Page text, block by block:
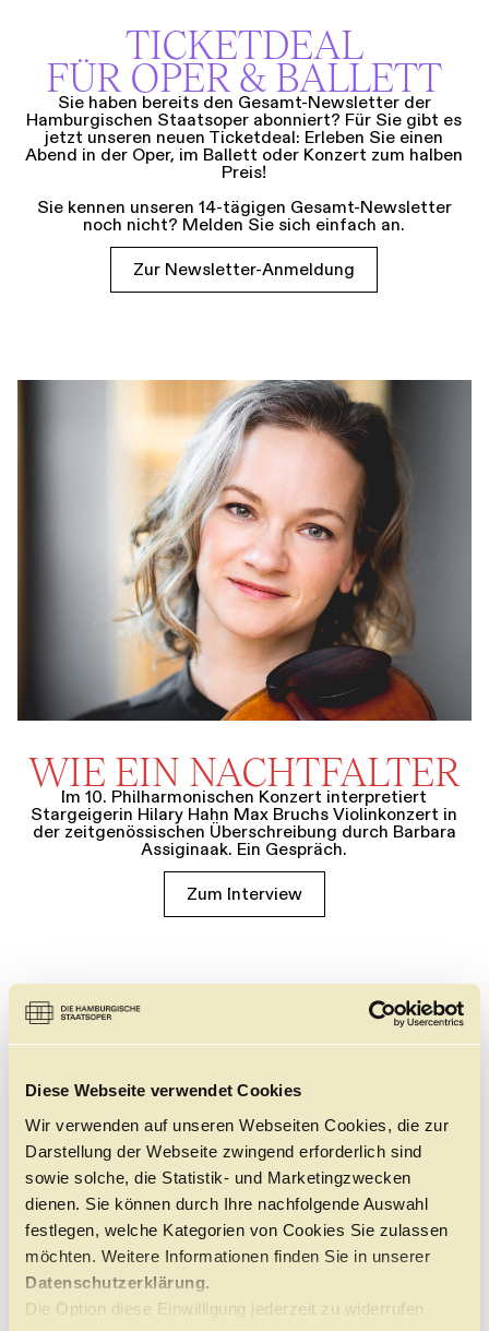
Diese Webseite verwendet Cookies
Wir verwenden auf unseren Webseiten Cookies, die zur
Darstellung der Webseite zwingend erforderlich sind
sowie solche, die Statistik- und Marketingzwecken
dienen. Sie können durch Ihre nachfolgende Auswahl
festlegen, welche Kategorien von Cookies Sie zulassen
möchten. Weitere Informationen finden Sie in unserer
Datenschutzerklärung.
Die Option diese Einwilligung jederzeit zu widerrufen
TICKETDEAL
FÜR OPER & BALLETT
Sie haben bereits den Gesamt-Newsletter der
Hamburgischen Staatsoper abonniert? Für Sie gibt es
jetzt unseren neuen Ticketdeal: Erleben Sie einen
Abend in der Oper, im Ballett oder Konzert zum halben
Preis!
Sie kennen unseren 14-tägigen Gesamt-Newsletter
noch nicht? Melden Sie sich einfach an.
Zur Newsletter-Anmeldung
WIE EIN NACHTFALTER
Im 10. Philharmonischen Konzert interpretiert
Stargeigerin Hilary Hahn Max Bruchs Violinkonzert in
der zeitgenössischen Überschreibung durch Barbara
Assiginaak. Ein Gespräch.
Zum Interview